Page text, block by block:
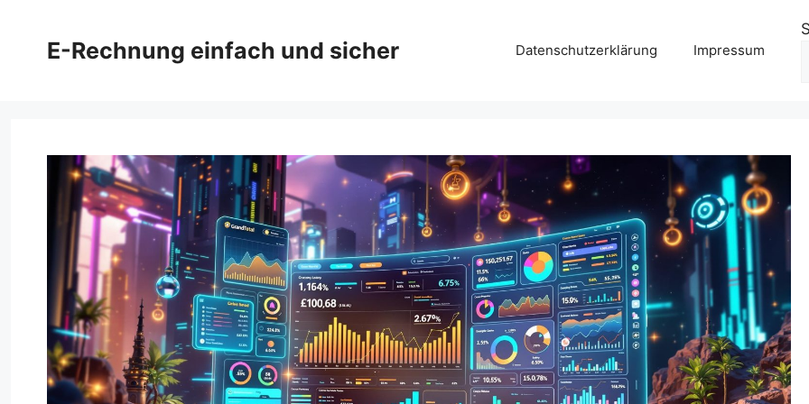
springenE-Rechnung einfach und sicher Datenschutzerklärung Impressum